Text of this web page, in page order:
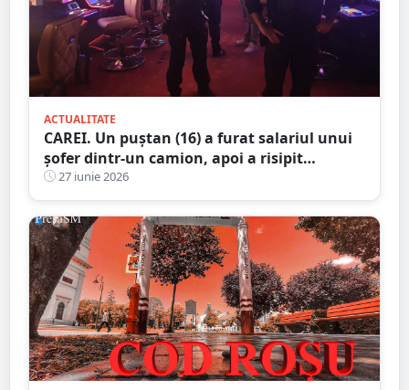
ACTUALITATE
CAREI. Un puștan (16) a furat salariul unui
șofer dintr-un camion, apoi a risipit
aproape toți banii la păcănele
27 iunie 2026